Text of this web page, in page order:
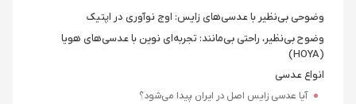
وضوحی بی‌نظیر با عدسی‌های زایس: اوج نوآوری در اپتیک
وضوح بی‌نظیر، راحتی بی‌مانند: تجربه‌ای نوین با عدسی‌های هویا
(HOYA)
انواع عدسی
آیا عدسی زایس اصل در ایران پیدا می‌شود؟